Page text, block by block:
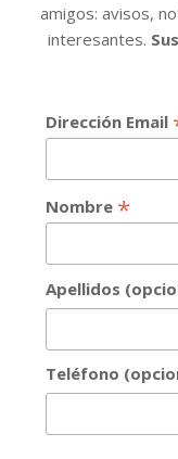
amigos: avisos,
interesantes.
Dirección Email
Nombre *
Apellidos
Teléfono